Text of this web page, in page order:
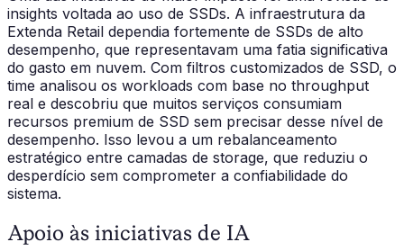
insights voltada ao uso de SSDs. A infraestrutura da
Extenda Retail dependia fortemente de SSDs de alto
desempenho, que representavam uma fatia significativa
do gasto em nuvem. Com filtros customizados de SSD, o
time analisou os workloads com base no throughput
real e descobriu que muitos serviços consumiam
recursos premium de SSD sem precisar desse nível de
desempenho. Isso levou a um rebalanceamento
estratégico entre camadas de storage, que reduziu o
desperdício sem comprometer a confiabilidade do
sistema.
Apoio às iniciativas de IA